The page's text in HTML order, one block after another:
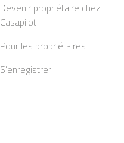
Devenir propriétaire chez
Casapilot
Pour les propriétaires
S’enregistrer